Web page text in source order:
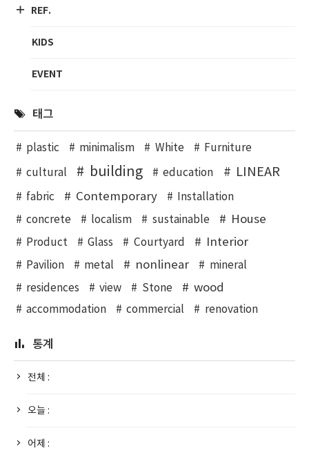
REF.
KIDS
EVENT
태그
plastic minimalism White Furniture
cultural building education LINEAR
fabric Contemporary
Installation
concrete
localism sustainable House
Product Glass Courtyard Interior
Pavilion metal nonlinear
mineral
residences
view Stone wood
accommodation commercial renovation
통계
전체 :
오늘 :
어제 :